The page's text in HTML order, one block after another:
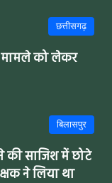
छत्तीसगढ़
मामले को लेकर
बिलासपुर
की साजिश में छोटे
ने लिया था